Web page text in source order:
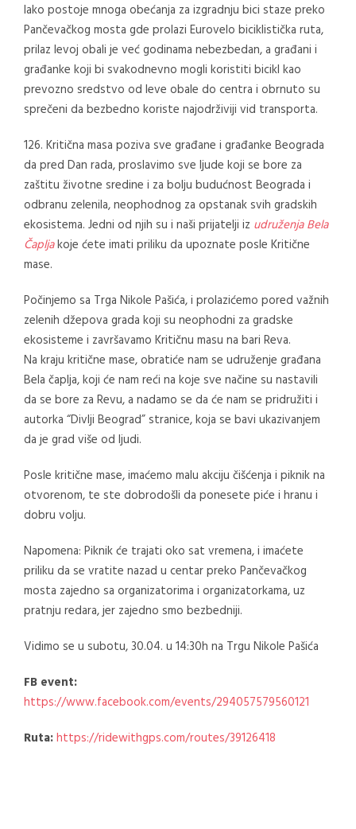
Iako postoje mnoga obećanja za izgradnju bici staze preko
Pančevačkog mosta gde prolazi Eurovelo biciklistička ruta,
prilaz levoj obali je već godinama nebezbedan, a građani i
građanke koji bi svakodnevno mogli koristiti bicikl kao
prevozno sredstvo od leve obale do centra i obrnuto su
sprečeni da bezbedno koriste najodrživiji vid transporta.
126. Kritična masa poziva sve građane i građanke Beograda
da pred Dan rada, proslavimo sve ljude koji se bore za
zaštitu životne sredine i za bolju budućnost Beograda i
odbranu zelenila, neophodnog za opstanak svih gradskih
ekosistema. Jedni od njih su i naši prijatelji iz udruženja Bela
Čapljakoje ćete imati priliku da upoznate posle Kritične
mase.
Počinjemo sa Trga Nikole Pašića, i prolazićemo pored važnih
zelenih džepova grada koji su neophodni za gradske
ekosisteme i završavamo Kritičnu masu na bari Reva.
Na kraju kritične mase, obratiće nam se udruženje građana
Bela čaplja, koji će nam reći na koje sve načine su nastavili
da se bore za Revu, a nadamo se da će nam se pridružiti i
autorka “Divlji Beograd” stranice, koja se bavi ukazivanjem
da je grad više od ljudi.
Posle kritične mase, imaćemo malu akciju čišćenja i piknik na
otvorenom, te ste dobrodošli da ponesete piće i hranu i
dobru volju.
Napomena: Piknik će trajati oko sat vremena, i imaćete
priliku da se vratite nazad u centar preko Pančevačkog
mosta zajedno sa organizatorima i organizatorkama, uz
pratnju redara, jer zajedno smo bezbedniji.
Vidimo se u subotu, 30.04. u 14:30h na Trgu Nikole Pašića
FB event:
https://www.facebook.com/events/294057579560121
Ruta:https://ridewithgps.com/routes/39126418